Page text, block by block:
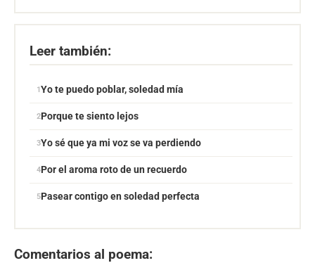
Leer también:
Yo te puedo poblar, soledad mía
Porque te siento lejos
Yo sé que ya mi voz se va perdiendo
Por el aroma roto de un recuerdo
Pasear contigo en soledad perfecta
Comentarios al poema: